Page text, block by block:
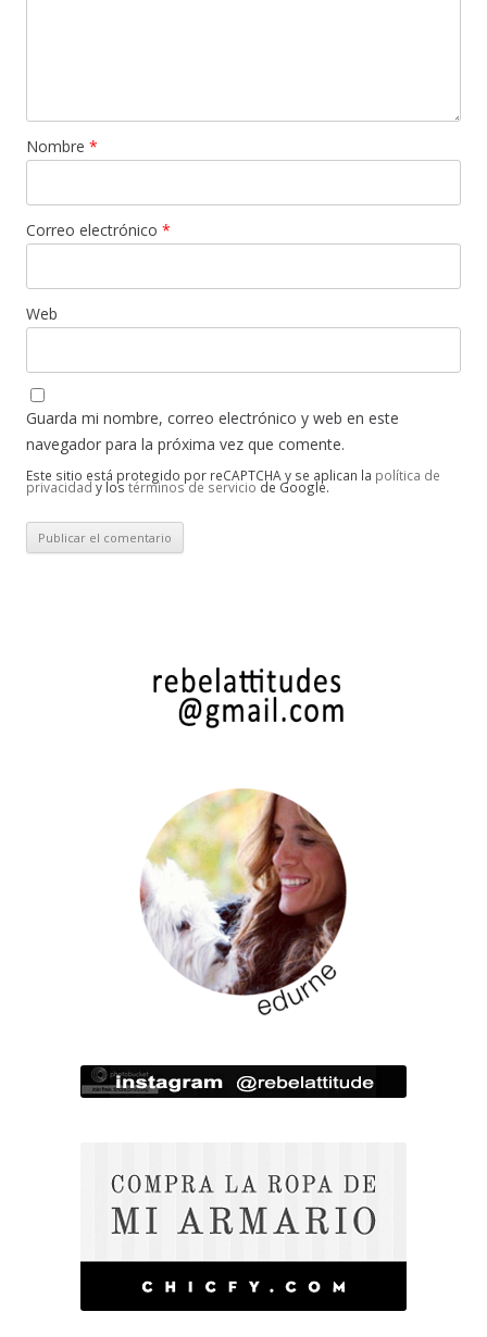
Nombre *
Correo electrónico *
Web
Guarda mi nombre, correo electrónico y web en este
navegador para la próxima vez que comente.
Este sitio está protegido por reCAPTCHA y se aplican la política de
privacidad y los términos de servicio de Google.